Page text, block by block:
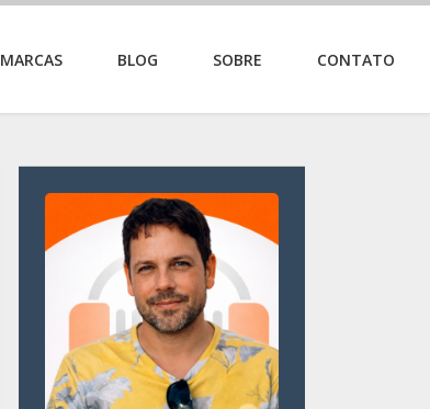
MARCAS BLOG SOBRE CONTATO